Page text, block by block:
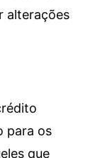
alterações
para os
que